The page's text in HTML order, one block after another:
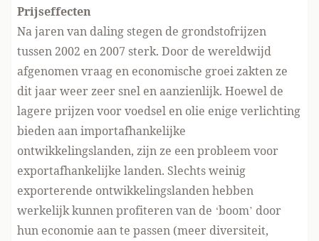
Prijseffecten
Na jaren van daling stegen de grondstofrijzen
tussen 2002 en 2007 sterk. Door de wereldwijd
afgenomen vraag en economische groei zakten ze
dit jaar weer zeer snel en aanzienlijk. Hoewel de
lagere prijzen voor voedsel en olie enige verlichting
bieden aan importafhankelijke
ontwikkelingslanden, zijn ze een probleem voor
exportafhankelijke landen. Slechts weinig
exporterende ontwikkelingslanden hebben
werkelijk kunnen profiteren van de ‘boom’ door
hun economie aan te passen (meer diversiteit,